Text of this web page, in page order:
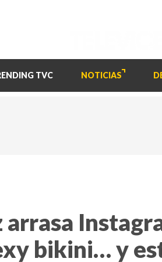
TVC NOTICIAS
bikini… y